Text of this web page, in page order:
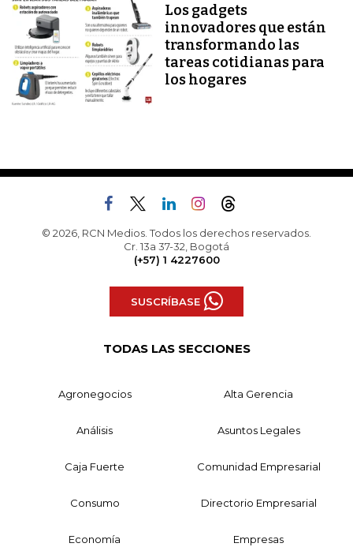
Los gadgets
innovadores que están
transformando las
tareas cotidianas para
los hogares
© 2026, RCN Medios. Todos los derechos reservados.
Cr. 13a 37-32, Bogotá
(+57) 1 4227600
SUSCRÍBASE
TODAS LAS SECCIONES
Agronegocios Alta Gerencia
Análisis Asuntos Legales
Caja Fuerte Comunidad Empresarial
Consumo Directorio Empresarial
Economía Empresas